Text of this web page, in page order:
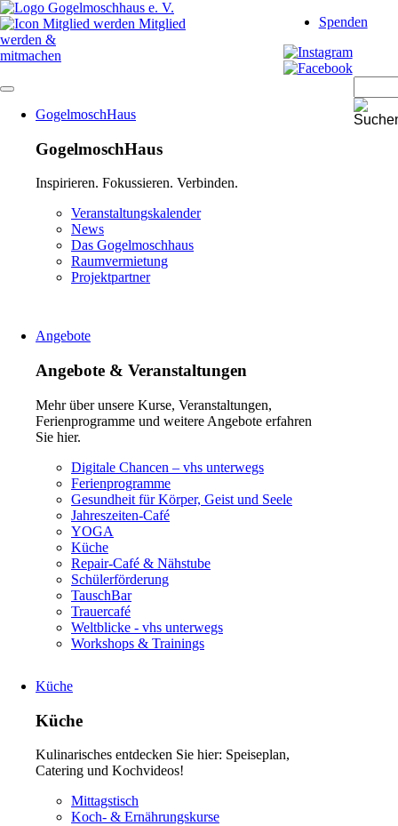
Mitglied
werden &
mitmachen
überspringen
Spenden
überspringenGogelmoschHaus
GogelmoschHaus
Inspirieren. Fokussieren. Verbinden.
Navigation
überspringen
Veranstaltungskalender
News
Das Gogelmoschhaus
Raumvermietung
Projektpartner
Angebote
Angebote & Veranstaltungen
Mehr über unsere Kurse, Veranstaltungen,
Ferienprogramme und weitere Angebote erfahren
Sie hier.
Navigation
überspringen
Digitale Chancen – vhs unterwegs
Ferienprogramme
Gesundheit für Körper, Geist und Seele
Jahreszeiten-Café
YOGA
Küche
Repair-Café & Nähstube
Schülerförderung
TauschBar
Trauercafé
Weltblicke - vhs unterwegs
Workshops & Trainings
Küche
Küche
Kulinarisches entdecken Sie hier: Speiseplan,
Catering und Kochvideos!
Navigation
überspringen
Mittagstisch
Koch- & Ernährungskurse